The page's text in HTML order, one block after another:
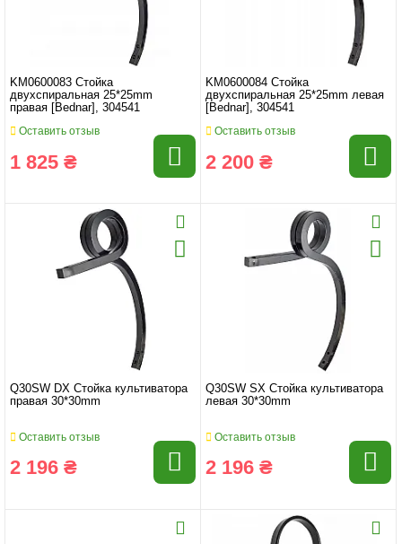
KM0600083 Стойка
двухспиральная 25*25mm
правая [Bednar], 304541
Оставить отзыв
1 825 ₴
KM0600084 Стойка
двухспиральная 25*25mm левая
[Bednar], 304541
Оставить отзыв
2 200 ₴
Q30SW DX Стойка культиватора
правая 30*30mm
Оставить отзыв
2 196 ₴
Q30SW SX Стойка культиватора
левая 30*30mm
Оставить отзыв
2 196 ₴